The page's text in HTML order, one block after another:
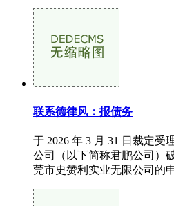
联系德律风：报债务
于 2026 年 3 月 31 日裁定受
公司（以下简称君鹏公司）
莞市史赞利实业无限公司的